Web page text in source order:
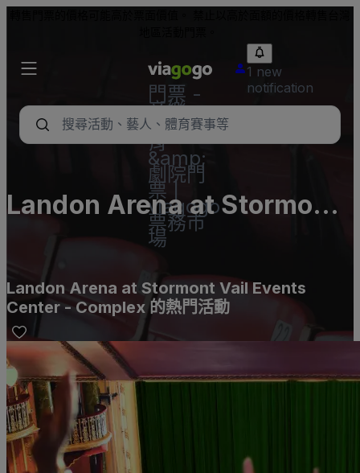
門票 -
音樂
會、體
育
&amp;
劇院門
票 |
viagogo
票務市
場
1 new
notification
Landon Arena at Stormont
Vail Events Center -
Landon Arena at Stormont Vail Events
Center - Complex 的熱門活動